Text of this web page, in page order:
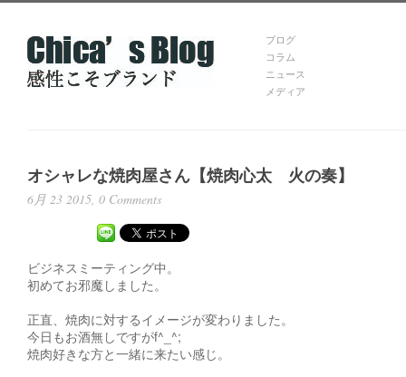
ブログ
コラム
ニュース
メディア
オシャレな焼肉屋さん【焼肉心太 火の奏】
6月 23 2015, 0 Comments
ビジネスミーティング中。
初めてお邪魔しました。
正直、焼肉に対するイメージが変わりました。
今日もお酒無しですがf^_^;
焼肉好きな方と一緒に来たい感じ。